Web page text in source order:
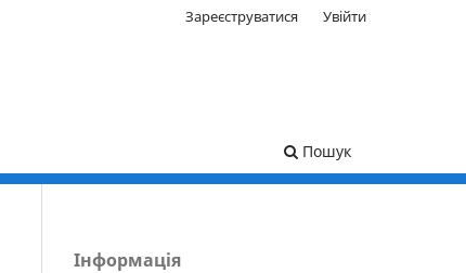
Пошук
Зареєструватися Увійти
Інформація